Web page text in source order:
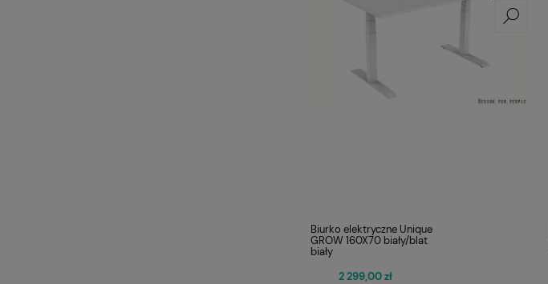
Biurko elektryczne Unique
GROW 160X70 biały/blat
biały
2 299,00 zł